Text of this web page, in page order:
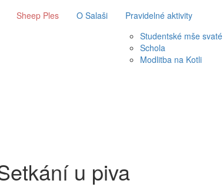
Sheep Ples O Salaši
Pravidelné aktivity
Studentské mše svaté
Schola
Modlitba na Kotli
u piva